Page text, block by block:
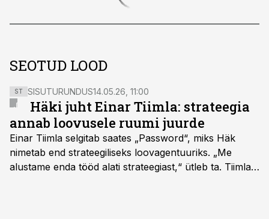
SEOTUD LOOD
ST SISUTURUNDUS14.05.26, 11:00
Häki juht Einar Tiimla: strateegia
annab loovusele ruumi juurde
Einar Tiimla selgitab saates „Password“, miks Häk
nimetab end strateegiliseks loovagentuuriks. „Me
alustame enda tööd alati strateegiast,“ ütleb ta. Tiimla